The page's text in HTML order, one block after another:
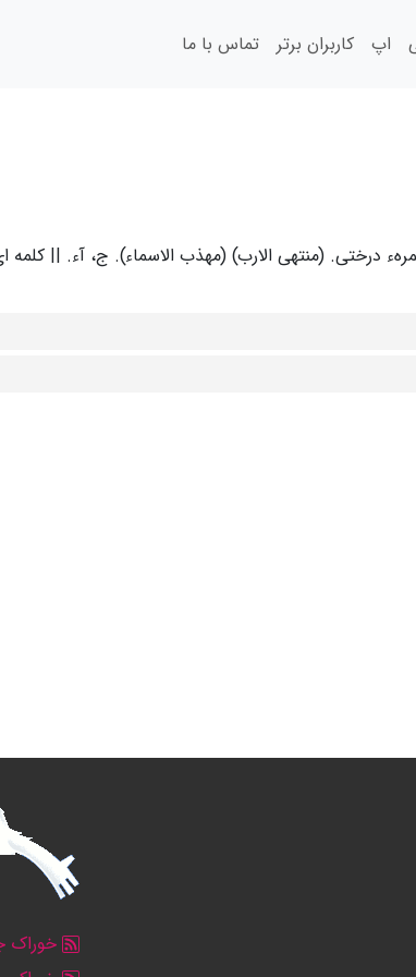
اپ کاربران برتر تماس با ما
درختی. (منتهی الارب) (مهذب الاسماء). ج، آء. || کلمه
خوراک